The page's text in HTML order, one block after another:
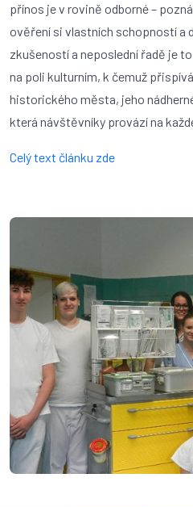
přínos je v rovině odborné –
ověření si vlastních schopností a
zkušeností a neposlední řadě je
na poli kulturním, k čemuž
historického města, jeho
která návštěvníky provází na
Celý text článku zde